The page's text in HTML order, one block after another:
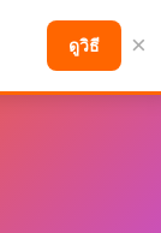
ดูวิธี ×